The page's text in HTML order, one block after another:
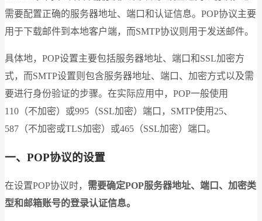
需要配置正确的服务器地址、端口和认证信息。POP协议主要
用于下载邮件到本地客户端，而SMTP协议则用于发送邮件。
具体地，POP设置主要包括服务器地址、端口和SSL加密方
式，而SMTP设置则包含服务器地址、端口、加密方式以及需
要进行身份验证的步骤。在实际应用中，POP一般使用
110（不加密）或995（SSL加密）端口，SMTP使用25、
587（不加密或TLS加密）或465（SSL加密）端口。
一、POP协议的设置
在设置POP协议时， 需要确定POP服务器地址、端口、加密类
型和邮箱账号的登录认证信息。